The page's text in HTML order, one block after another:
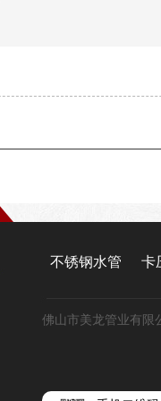
不锈钢水管 卡
佛山市美龙管业有